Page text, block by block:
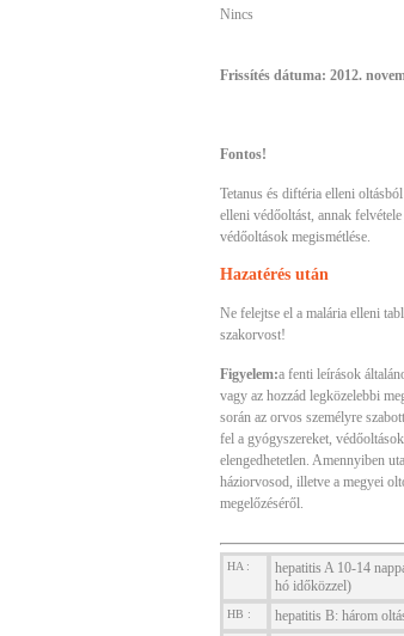
Nincs
Frissítés dátuma: 2012.
Fontos!
Tetanus és diftéria elleni
elleni védőoltást, annak
védőoltások megismétlése.
Hazatérés után
Ne felejtse el a malária elleni
szakorvost!
Figyelem:a fenti leírások
vagy az hozzád legközelebbi
során az orvos személyre
fel a gyógyszereket,
elengedhetetlen. Amennyiben
háziorvosod, illetve a megyei
megelőzéséről.
HA :
hepatitis A 10-14
hó időközzel)
HB : hepatitis B: három